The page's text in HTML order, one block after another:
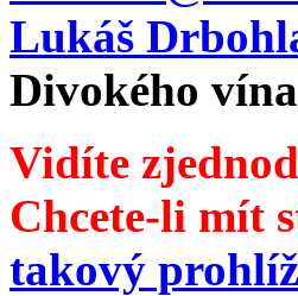
Lukáš
Divokého
Vidíte
Chcete-li mít
takový